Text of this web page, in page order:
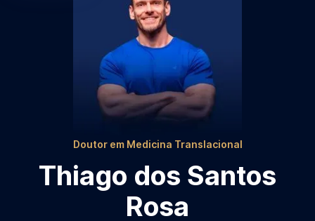
Doutor em Medicina Translacional
Thiago dos Santos
Rosa